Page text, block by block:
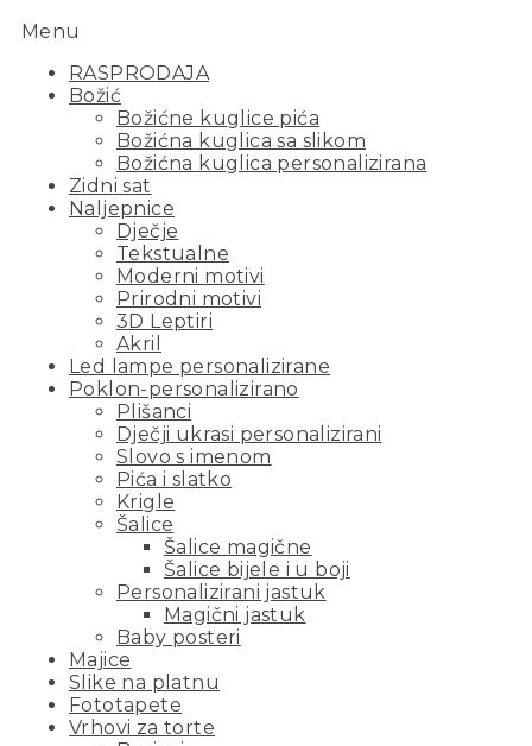
Menu
RASPRODAJA
Božić
Božićne kuglice pića
Božićna kuglica sa slikom
Božićna kuglica personalizirana
Zidni sat
Naljepnice
Dječje
Tekstualne
Moderni motivi
Prirodni motivi
3D Leptiri
Akril
Led lampe personalizirane
Poklon-personalizirano
Plišanci
Dječji ukrasi personalizirani
Slovo s imenom
Pića i slatko
Krigle
Šalice
Šalice magične
Šalice bijele i u boji
Personalizirani jastuk
Magični jastuk
Baby posteri
Majice
Slike na platnu
Fototapete
Vrhovi za torte